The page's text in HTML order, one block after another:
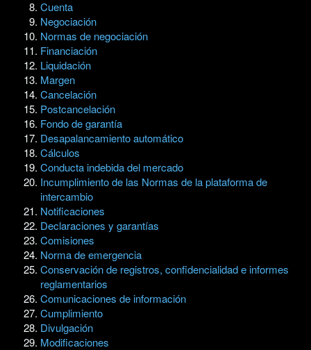
Cuenta
Negociación
Normas de negociación
Financiación
Liquidación
Margen
Cancelación
Postcancelación
Fondo de garantía
Desapalancamiento automático
Cálculos
Conducta indebida del mercado
Incumplimiento de las Normas de la plataforma de
intercambio
Notificaciones
Declaraciones y garantías
Comisiones
Norma de emergencia
Conservación de registros, confidencialidad e informes
reglamentarios
Comunicaciones de información
Cumplimiento
Divulgación
Modificaciones